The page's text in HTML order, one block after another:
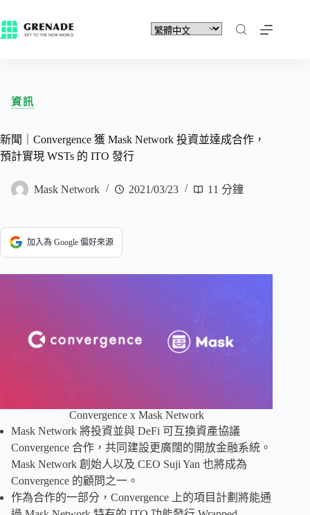
資訊
新聞｜Convergence 獲 Mask Network 投資並達成合作，
預計實現 WSTs 的 ITO 發行
Mask Network 2021/03/23 11 分鐘
加入為 Google 偏好來源
Convergence x Mask Network
Mask Network 將投資並與 DeFi 可互換資產協議
Convergence 合作，共同建設更廣闊的開放金融系統。
Mask Network 創始人以及 CEO Suji Yan 也將成為
Convergence 的顧問之一。
作為合作的一部分，Convergence 上的項目計劃將能通